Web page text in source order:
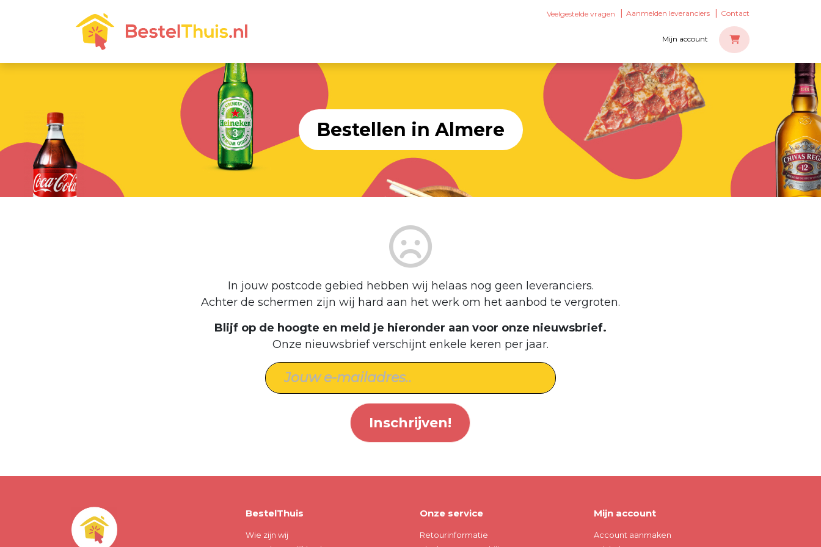
Veelgestelde vragen Aanmelden leveranciers Contact
Mijn account
Bestellen in Almere
In jouw postcode gebied hebben wij helaas nog geen leveranciers.
Achter de schermen zijn wij hard aan het werk om het aanbod te vergroten.
Blijf op de hoogte en meld je hieronder aan voor onze nieuwsbrief.
Onze nieuwsbrief verschijnt enkele keren per jaar.
Inschrijven!
BestelThuis
Wie zijn wij
Onze service
Retourinformatie
Mijn account
Account aanmaken